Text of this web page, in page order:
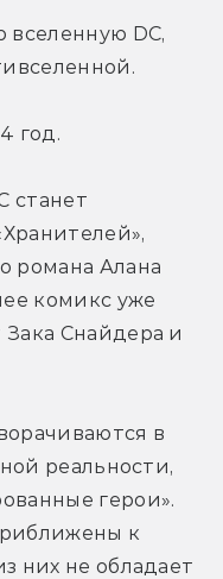
вселенную DC,
год.
станет
романа Алана
комикс уже
Снайдера и
в
реальности,
герои».
к
них не обладает